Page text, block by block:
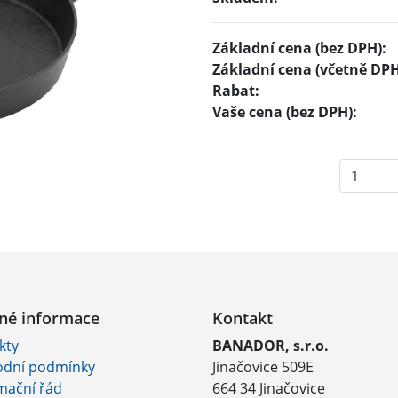
Základní cena (bez DPH):
Základní cena (včetně
Rabat:
Vaše cena (bez DPH):
informace
podmínky
řád
Kontakt
BANADOR, s.r.o.
Jinačovice 509E
664 34 Jinačovice